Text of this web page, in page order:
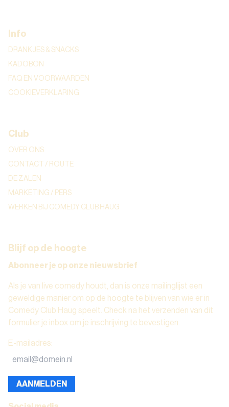
Info
DRANKJES & SNACKS
KADOBON
FAQ EN VOORWAARDEN
COOKIEVERKLARING
Club
OVER ONS
CONTACT / ROUTE
DE ZALEN
MARKETING / PERS
WERKEN BIJ COMEDY CLUB HAUG
Blijf op de hoogte
Abonneer je op onze nieuwsbrief
Als je van live comedy houdt, dan is onze mailinglijst een
geweldige manier om op de hoogte te blijven van wie er in
Comedy Club Haug speelt. Check na het verzenden van dit
formulier je inbox om je inschrijving te bevestigen.
E-mailadres:
AANMELDEN